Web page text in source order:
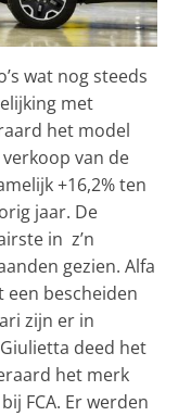
wat nog steeds
met
het model
van de
+16,2% ten
jaar. De
in z’n
gezien. Alfa
een bescheiden
zijn er in
deed het
het merk
FCA. Er werden